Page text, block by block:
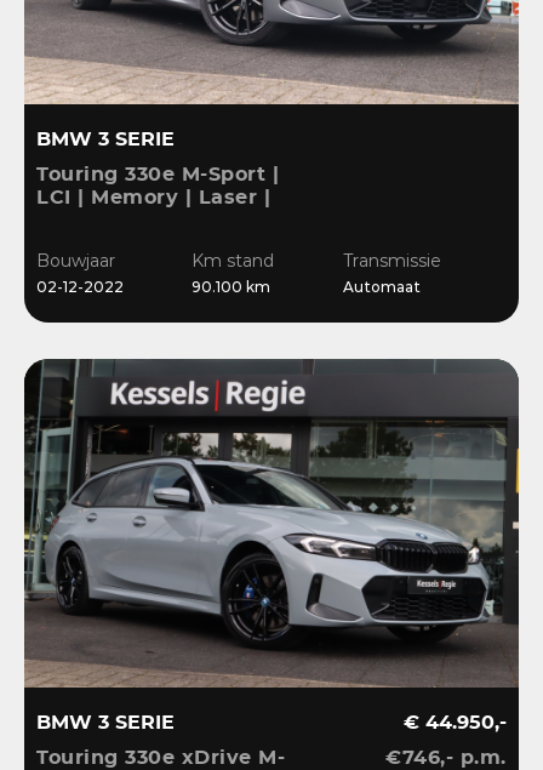
BMW 3 SERIE
Touring 330e M-Sport |
LCI | Memory | Laser |
Camera
Bouwjaar
02-12-2022
Km stand
90.100 km
Transmissie
Automaat
BMW 3 SERIE
Touring 330e xDrive M-
€ 44.950,-
€746,- p.m.